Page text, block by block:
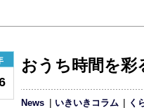
おうち時間を
News いきいきコラム く